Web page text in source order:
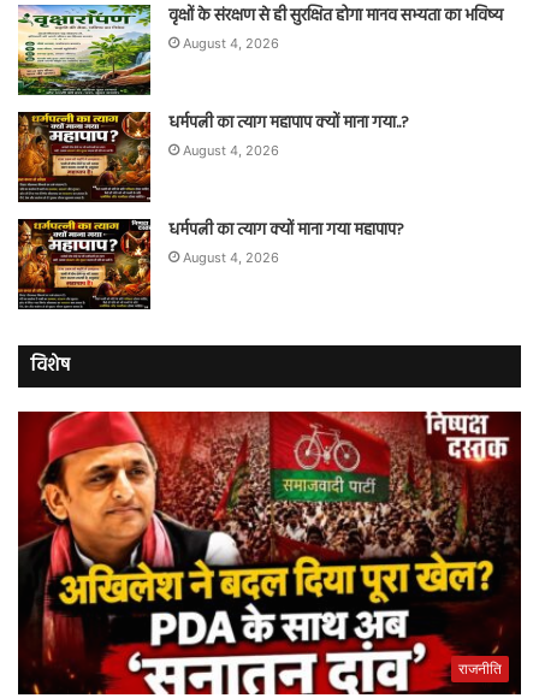
वृक्षों के संरक्षण से ही सुरक्षित होगा मानव सभ्यता का भविष्य
August 4, 2026
धर्मपत्नी का त्याग महापाप क्यों माना गया..?
August 4, 2026
धर्मपत्नी का त्याग क्यों माना गया महापाप?
August 4, 2026
विशेष
राजनीति